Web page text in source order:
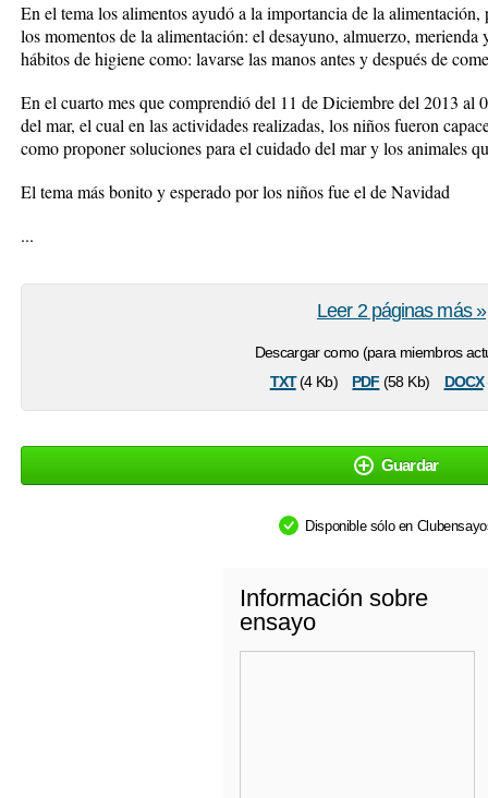
En el tema los alimentos ayudó a la importancia de la
los momentos de la alimentación: el desayuno, almuerzo, merienda
hábitos de higiene como: lavarse las manos antes y después de
En el cuarto mes que comprendió del 11 de Diciembre del 2013 al
del mar, el cual en las actividades realizadas, los niños fueron
como proponer soluciones para el cuidado del mar y los animales
El tema más bonito y esperado por los niños fue el de Navidad
...
Descargar como (para miembros
txt(4 Kb) pdf (58 Kb) docx
Leer 2 páginas más »
Guardar
Disponible sólo en
Información sobre
ensayo